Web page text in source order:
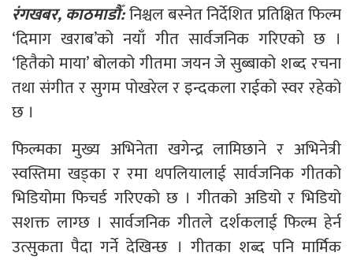
रंगखबर, काठमाडौँ:निश्चल बस्नेत निर्देशित प्रतिक्षित फिल्म
‘दिमाग खराब’को नयाँ गीत सार्वजनिक गरिएको छ ।
‘हितैको माया’ बोलको गीतमा जयन जे सुब्बाको शब्द रचना
तथा संगीत र सुगम पोखरेल र इन्दकला राईको स्वर रहेको
छ ।
फिल्मका मुख्य अभिनेता खगेन्द्र लामिछाने र अभिनेत्री
स्वस्तिमा खड्का र रमा थपलियालाई सार्वजनिक गीतको
भिडियोमा फिचर्ड गरिएको छ । गीतको अडियो र भिडियो
सशक्त लाग्छ । सार्वजनिक गीतले दर्शकलाई फिल्म हेर्न
उत्सुकता पैदा गर्ने देखिन्छ । गीतका शब्द पनि मार्मिक